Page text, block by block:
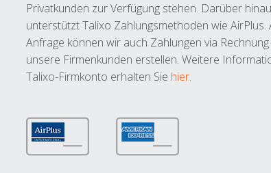
Privatkunden zur Verfügung stehen. Darüber
unterstützt Talixo Zahlungsmethoden wie AirPlus.
Anfrage können wir auch Zahlungen via
unsere Firmenkunden erstellen. Weitere
Talixo-Firmkonto erhalten Sie hier.